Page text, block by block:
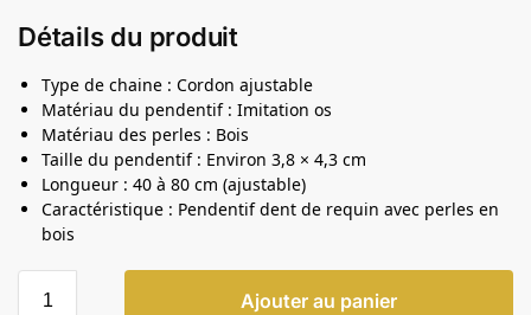
Détails du produit
Type de chaine : Cordon ajustable
Matériau du pendentif : Imitation os
Matériau des perles : Bois
Taille du pendentif : Environ 3,8 × 4,3 cm
Longueur : 40 à 80 cm (ajustable)
Caractéristique : Pendentif dent de requin avec perles en
bois
Ajouter au panier